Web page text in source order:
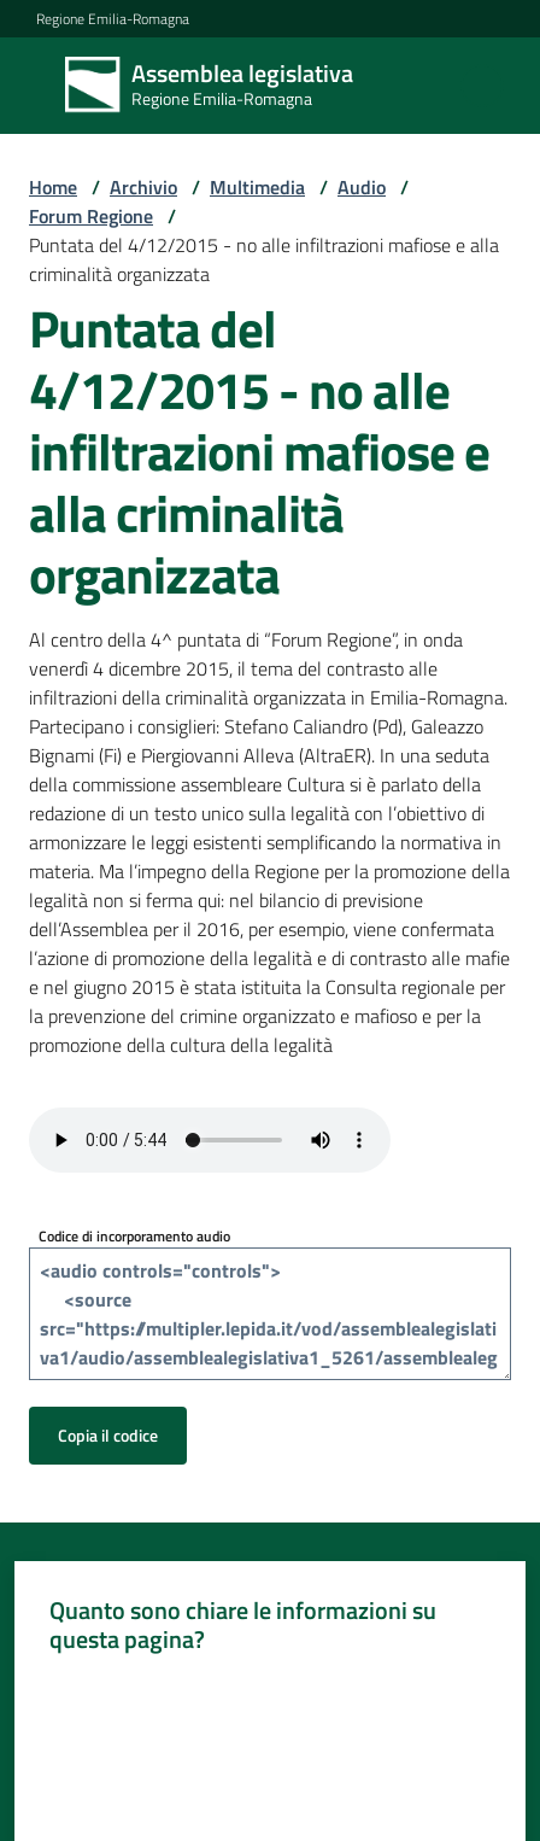
Vai al contenuto
Vai alla navigazione
Vai al footer
Regione Emilia-Romagna
Assemblea legislativa
Regione Emilia-Romagna
Assemblea
legislativa
Regione Emilia-
Assemblea
Attività
Argomenti
i
media
Per
i
cittadini
Home / Archivio / Multimedia / Audio /
Forum Regione /
Puntata del 4/12/2015 - no alle infiltrazioni mafiose e alla
criminalità organizzata
Puntata del
4/12/2015 - no alle
infiltrazioni mafiose e
alla criminalità
organizzata
Al centro della 4^ puntata di “Forum Regione”, in onda
venerdì 4 dicembre 2015, il tema del contrasto alle
infiltrazioni della criminalità organizzata in Emilia-Romagna.
Partecipano i consiglieri: Stefano Caliandro (Pd), Galeazzo
Bignami (Fi) e Piergiovanni Alleva (AltraER). In una seduta
della commissione assembleare Cultura si è parlato della
redazione di un testo unico sulla legalità con l’obiettivo di
armonizzare le leggi esistenti semplificando la normativa in
materia. Ma l’impegno della Regione per la promozione della
legalità non si ferma qui: nel bilancio di previsione
dell’Assemblea per il 2016, per esempio, viene confermata
l’azione di promozione della legalità e di contrasto alle mafie
e nel giugno 2015 è stata istituita la Consulta regionale per
la prevenzione del crimine organizzato e mafioso e per la
promozione della cultura della legalità
Codice di incorporamento audio
Copia il codice
Quanto sono chiare le informazioni su
questa pagina?